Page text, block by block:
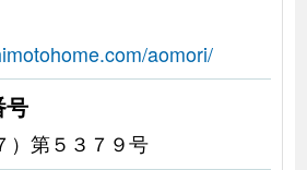
aomori/
号
）第５３７９号